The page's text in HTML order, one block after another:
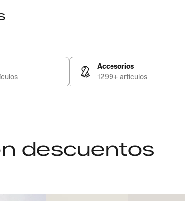
Accesorios
1299+ artículos
descuentos